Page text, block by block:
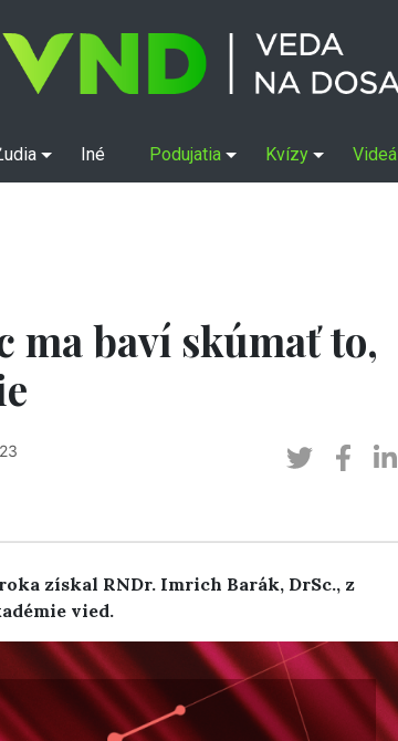
Iné Podujatia Kvízy Videá
ma baví skúmať to,
získal RNDr. Imrich Barák, DrSc., z
vied.